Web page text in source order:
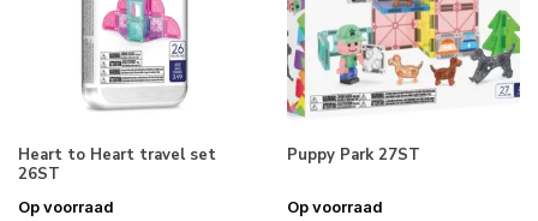
Heart to Heart travel set
26ST
Op voorraad
Puppy Park 27ST
Op voorraad